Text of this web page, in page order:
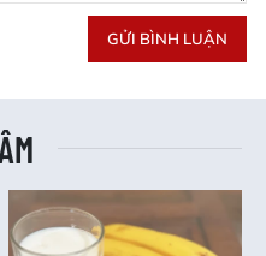
GỬI BÌNH LUẬN